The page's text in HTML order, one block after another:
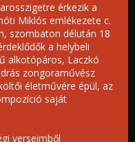
érkezik a
Miklós emlékezete c.
szombaton délután 18
a helybeli
alkotópáros, Laczkó
zongoraművész
életművére épül, az
saját
verseimből